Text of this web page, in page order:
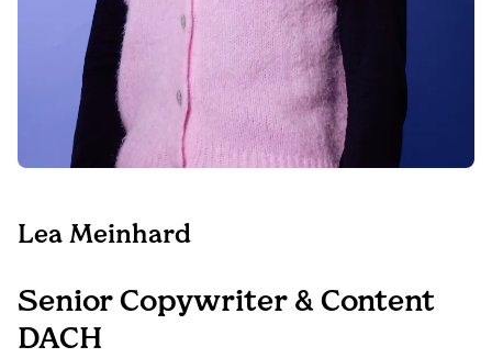
Lea Meinhard
Senior Copywriter & Content
DACH